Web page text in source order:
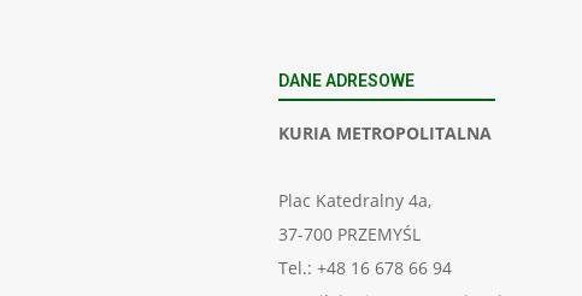
DANE ADRESOWE
KURIA METROPOLITALNA
Plac Katedralny 4a,
37-700 PRZEMYŚL
Tel.: +48 16 678 66 94